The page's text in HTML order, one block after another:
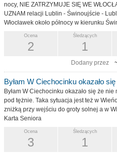
nocy, NIE ZATRZYMUJE SIĘ WE
UZNAM relacji Lublin - Świnoujście -
Włocławek około północy w kierunku
Śledzących
1
Ocena
2
Dodany przez
Byłam W Ciechocinku okazało
Byłam W Ciechocinku okazało się że
pod tężnie. Taka sytuacja jest też w
zniżką przy wejściu do groty solnej a w
Karta Seniora
Śledzących
1
Ocena
3